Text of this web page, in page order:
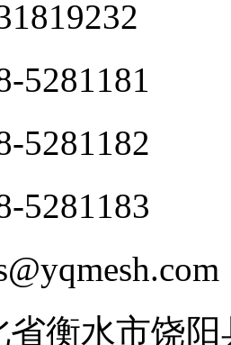
5281181
5281182
5281183
衡水市饶